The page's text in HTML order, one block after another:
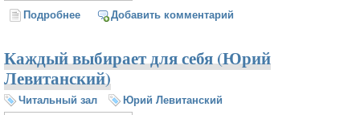
Подробнее о Черниговская Т.В. - Саморазвитие и мир мозга
Добавить комментарий
Каждый выбирает для себя (Юрий
Левитанский)
Читальный зал
Юрий Левитанский